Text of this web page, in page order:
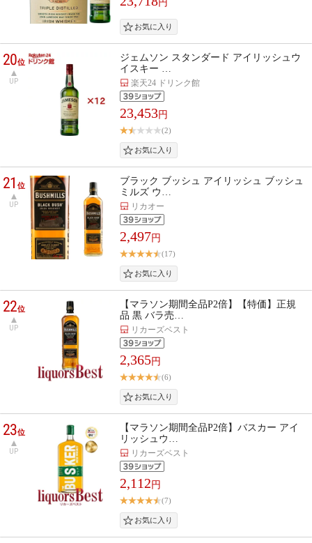
円
20位
UP
ジェムソン スタンダード アイリッシュウ
イスキー …
楽天24 ドリンク館
23,453円
(2)
21位
UP
ブラック ブッシュ アイリッシュ ブッシュ
ミルズ ウ…
リカオー
2,497円
(17)
22位
UP
【マラソン期間全品P2倍】【特価】正規
品 黒 バラ売…
リカーズベスト
2,365円
(6)
23位
UP
【マラソン期間全品P2倍】バスカー アイ
リッシュウ…
リカーズベスト
2,112 円
(7)